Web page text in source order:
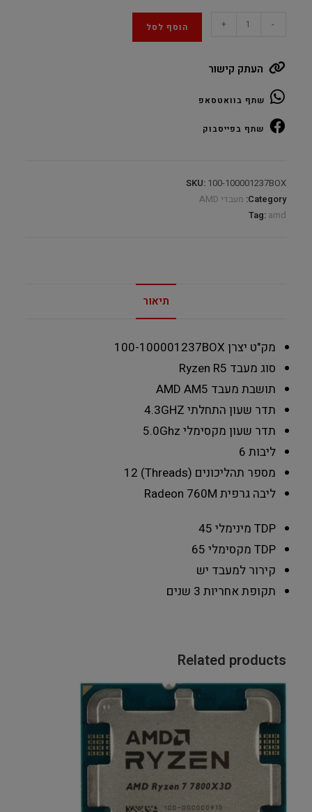
8600G
Radeon
760M
4.3Ghz
Box
quantity
-
+ הוסף לסל
העתק קישור
שתף בוואטסאפ
שתף בפייסבוק
SKU: 100-100001237BOX
Category: מעבדי AMD
Tag: amd
תיאור
מק"ט יצרן 100-100001237BOX
סוג מעבד Ryzen R5
תושבת מעבד AMD AM5
תדר שעון התחלתי 4.3GHZ
תדר שעון מקסימלי 5.0Ghz
ליבות 6
מספר תהליכונים (Threads)
12
ליבה גרפית Radeon 760M
TDP מינימלי
45
TDP מקסימלי
65
קירור למעבד יש
תקופת אחריות 3 שנים
Related products